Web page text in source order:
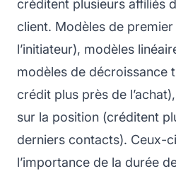
créditent plusieurs affiliés
client. Modèles de
l’initiateur), modèles
modèles de décroissance
crédit plus près de
sur la position (créditent
derniers contacts). Ceux-
l’importance de la durée